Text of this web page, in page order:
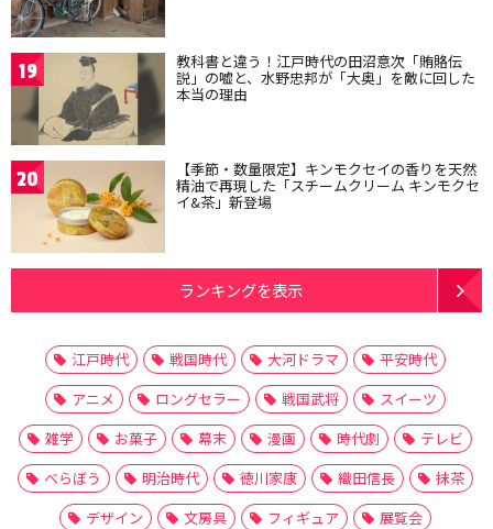
19 教科書と違う！江戸時代の田沼意次「賄賂伝
説」の嘘と、水野忠邦が「大奥」を敵に回した
本当の理由
20 【季節・数量限定】キンモクセイの香りを天然
精油で再現した「スチームクリーム キンモクセ
イ&茶」新登場
ランキングを表示
江戸時代 戦国時代 大河ドラマ
平安時代
アニメ
ロングセラー 戦国武将
スイーツ
雑学
お菓子 幕末 漫画 時代劇
テレビ
べらぼう
明治時代 徳川家康 織田信長
抹茶
デザイン
文房具 フィギュア
展覧会